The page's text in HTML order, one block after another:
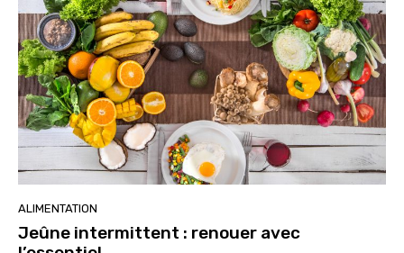
ALIMENTATION
Jeûne intermittent : renouer avec